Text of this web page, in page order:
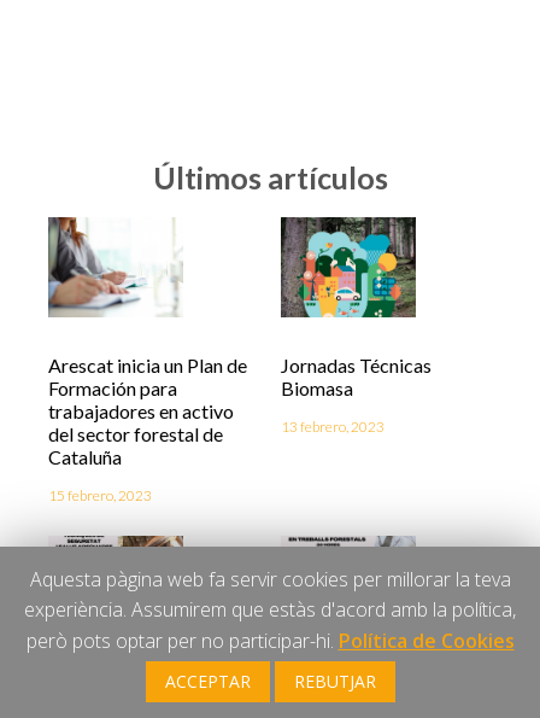
Últimos artículos
Arescat inicia un Plan de
Formación para
trabajadores en activo
del sector forestal de
Cataluña
15 febrero, 2023
Jornadas Técnicas
Biomasa
13 febrero, 2023
Curso de aplicación de
técnicas de seguridad y
Curso para la correcta
interpretación silvícola
Aquesta pàgina web fa servir cookies per millorar la teva
experiència. Assumirem que estàs d'acord amb la política,
però pots optar per no participar-hi. Política de Cookies
ACCEPTAR REBUTJAR